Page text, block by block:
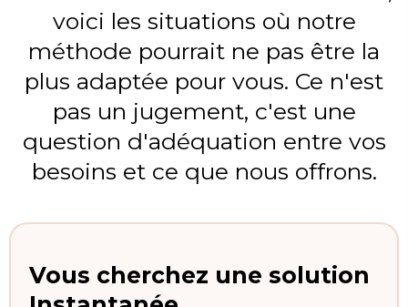
voici les situations où notre
méthode pourrait ne pas être la
plus adaptée pour vous. Ce n'est
pas un jugement, c'est une
question d'adéquation entre vos
besoins et ce que nous offrons.
Vous cherchez une solution